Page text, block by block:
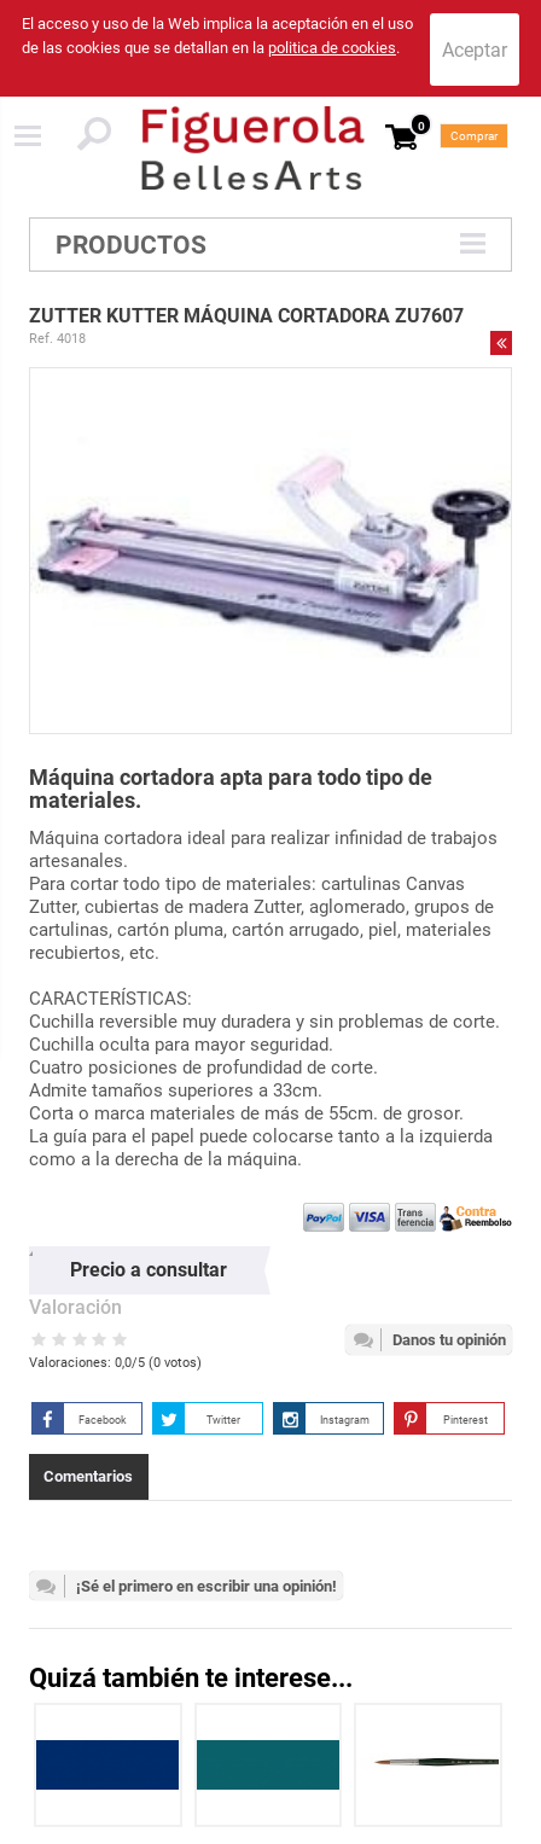
El acceso y uso de la Web implica la aceptación en el uso
de las cookies que se detallan en la politica de cookies.
0
Comprar
PRODUCTOS
ZUTTER KUTTER MÁQUINA CORTADORA ZU7607
Ref. 4018
Máquina cortadora apta para todo tipo de
materiales.
Máquina cortadora ideal para realizar infinidad de trabajos
artesanales.
Para cortar todo tipo de materiales: cartulinas Canvas
Zutter, cubiertas de madera Zutter, aglomerado, grupos de
cartulinas, cartón pluma, cartón arrugado, piel, materiales
recubiertos, etc.
CARACTERÍSTICAS:
Cuchilla reversible muy duradera y sin problemas de corte.
Cuchilla oculta para mayor seguridad.
Cuatro posiciones de profundidad de corte.
Admite tamaños superiores a 33cm.
Corta o marca materiales de más de 55cm. de grosor.
La guía para el papel puede colocarse tanto a la izquierda
como a la derecha de la máquina.
Precio a consultar
Danos tu opinión
Valoración
Valoraciones: 0,0/5 (0votos)
Facebook Twitter Instagram Pinterest
Comentarios
¡Sé el primero en escribir una opinión!
Quizá también te interese...